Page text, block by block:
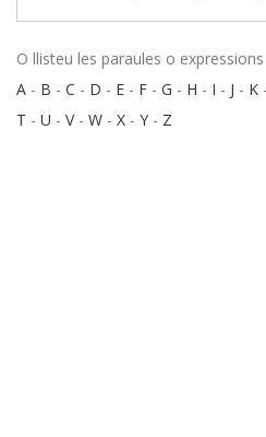
O llisteu les paraules o
A - B - C - D - E - F - G - H - I - J - K -
T - U - V- W - X - Y - Z